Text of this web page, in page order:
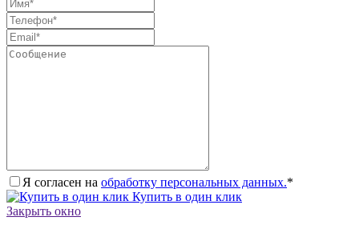
Я согласен на обработку персональных данных.*
Купить в один клик
Закрыть окно